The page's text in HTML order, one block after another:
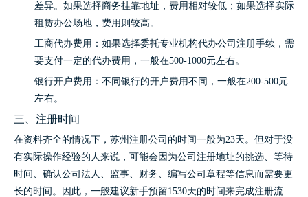
差异。如果选择商务挂靠地址，费用相对较低；如果选择实际
租赁办公场地，费用则较高。
工商代办费用：如果选择委托专业机构代办公司注册手续，需
要支付一定的代办费用，一般在500-1000元左右。
银行开户费用：不同银行的开户费用不同，一般在200-500元
左右。
三、注册时间
在资料齐全的情况下，苏州注册公司的时间一般为23天。但对于没
有实际操作经验的人来说，可能会因为公司注册地址的挑选、等待
时间、确认公司法人、监事、财务、编写公司章程等信息而需要更
长的时间。因此，一般建议新手预留1530天的时间来完成注册流